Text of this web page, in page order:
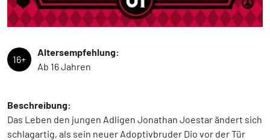
16+
Altersempfehlung:
Ab 16 Jahren
Beschreibung:
Das Leben den jungen Adligen Jonathan Joestar ändert sich
schlagartig, als sein neuer Adoptivbruder Dio vor der Tür